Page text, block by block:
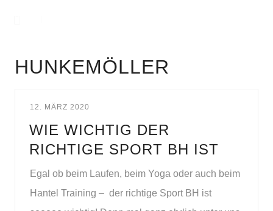
HUNKEMÖLLER
12. MÄRZ 2020
WIE WICHTIG DER
RICHTIGE SPORT BH IST
Egal ob beim Laufen, beim Yoga oder auch beim
Hantel Training – der richtige Sport BH ist